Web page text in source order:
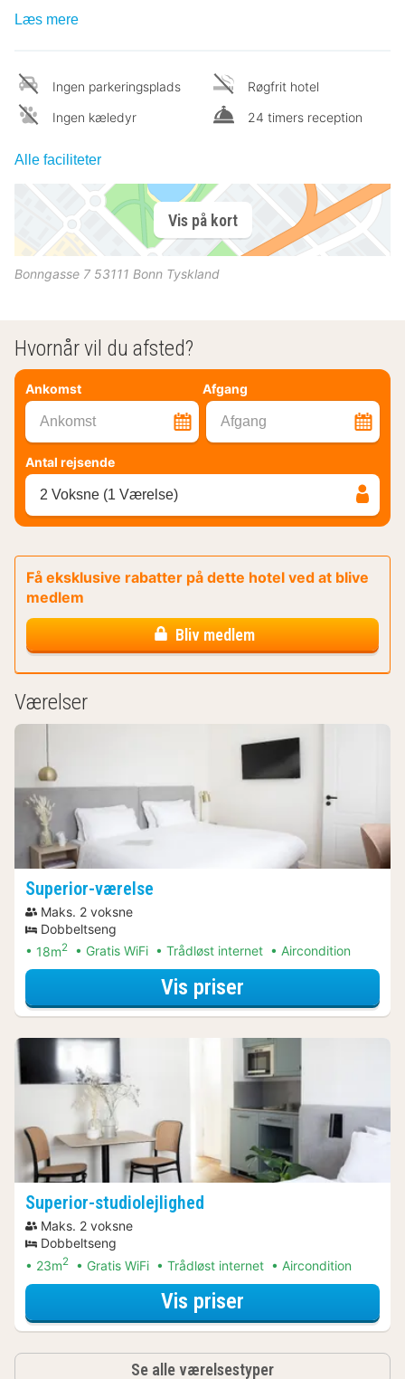
Læs mere
Ingen parkeringsplads
Ingen kæledyr
Røgfrit hotel
24 timers reception
Alle faciliteter
Vis på kort
Bonngasse 7 53111 Bonn Tyskland
Hvornår vil du afsted?
Ankomst Afgang
Ankomst Afgang
Antal rejsende
2 Voksne (1 Værelse)
Få eksklusive rabatter på dette hotel ved at blive
medlem
Bliv medlem
Værelser
Superior-værelse
Maks. 2 voksne
Dobbeltseng
18m2 Gratis WiFi Trådløst internet Aircondition
Vis priser
Superior-studiolejlighed
Maks. 2 voksne
Dobbeltseng
23m2 Gratis WiFi Trådløst internet Aircondition
Vis priser
Se alle værelsestyper